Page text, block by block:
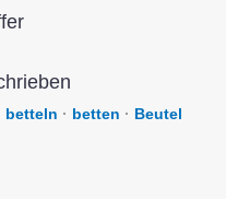
betteln · betten · Beutel